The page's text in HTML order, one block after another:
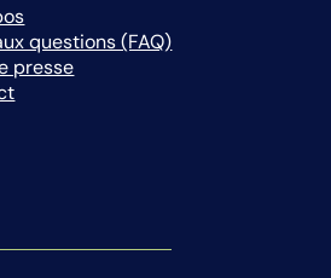
questions (FAQ)
presse